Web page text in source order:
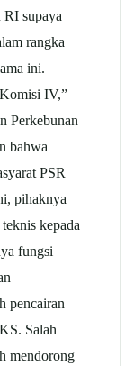
supaya
rangka
ini.
IV,”
Perkebunan
bahwa
PSR
pihaknya
kepada
fungsi
pencairan
Salah
mendorong